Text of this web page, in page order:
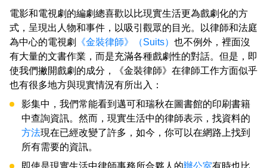
電影和電視劇的編劇總喜歡以比現實生活更為戲劇化的方
式，呈現出人物和事件，以吸引觀眾的目光。以律師和法庭
為中心的電視劇
《金裝律師》（Suits） 也不例外，裡面沒
有大量的文書作業，而是充滿各種戲劇性的對話。但是，即
使我們撇開戲劇的成分，《金裝律師》在律師工作方面似乎
也有很多地方與現實情況有所出入：
影集中，我們常能看到邁可和瑞秋在圖書館的印刷書籍
中查詢資訊。然而，現實生活中的律師表示，找資料的
方法現在已經改變了許多，如今，你可以在網路上找到
所有需要的資訊。